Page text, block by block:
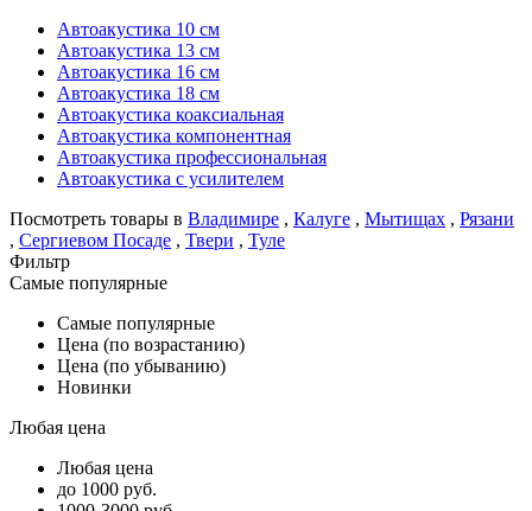
Автоакустика 10 см
Автоакустика 13 см
Автоакустика 16 см
Автоакустика 18 см
Автоакустика коаксиальная
Автоакустика компонентная
Автоакустика профессиональная
Автоакустика с усилителем
Посмотреть товары в Владимире , Калуге , Мытищах , Рязани
, Сергиевом Посаде , Твери , Туле
Фильтр
Самые популярные
Самые популярные
Цена (по возрастанию)
Цена (по убыванию)
Новинки
Любая цена
Любая цена
до 1000 руб.